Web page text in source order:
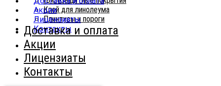
Акции
Лицензиаты
Контакты
Клей для линолеума
Плинтусы и пороги
Доставка и оплата
Акции
Лицензиаты
Контакты